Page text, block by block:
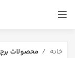
خانه
محصولات